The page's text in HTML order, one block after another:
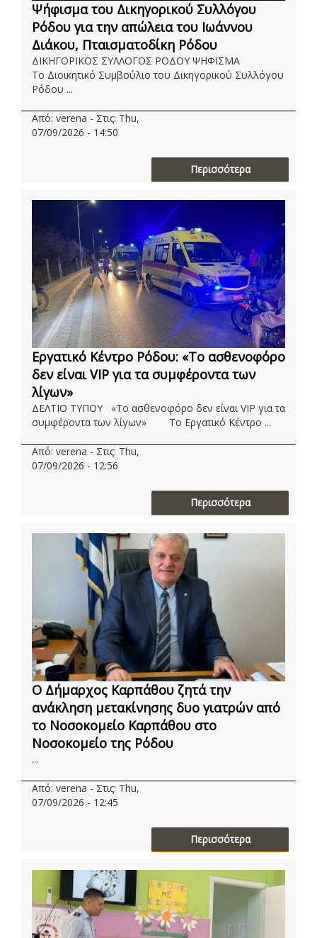
Ψήφισμα του Δικηγορικού Συλλόγου
Ρόδου για την απώλεια του Ιωάννου
Διάκου, Πταισματοδίκη Ρόδου
ΔΙΚΗΓΟΡΙΚΟΣ ΣΥΛΛΟΓΟΣ ΡΟΔΟΥ ΨΗΦΙΣΜΑ
Το Διοικητικό Συμβούλιο του Δικηγορικού Συλλόγου
Ρόδου ...
Από: verena - Στις: Thu,
07/09/2026 - 14:50
Περισσότερα
Εργατικό Κέντρο Ρόδου: «Το ασθενοφόρο
δεν είναι VIP για τα συμφέροντα των
λίγων»
ΔΕΛΤΙΟ ΤΥΠΟΥ «Το ασθενοφόρο δεν είναι VIP για τα
συμφέροντα των λίγων» Το Eργατικό Kέντρο ...
Από: verena - Στις: Thu,
07/09/2026 - 12:56
Περισσότερα
Ο Δήμαρχος Καρπάθου ζητά την
ανάκληση μετακίνησης δυο γιατρών από
το Νοσοκομείο Καρπάθου στο
Νοσοκομείο της Ρόδου
...
Από: verena - Στις: Thu,
07/09/2026 - 12:45
Περισσότερα